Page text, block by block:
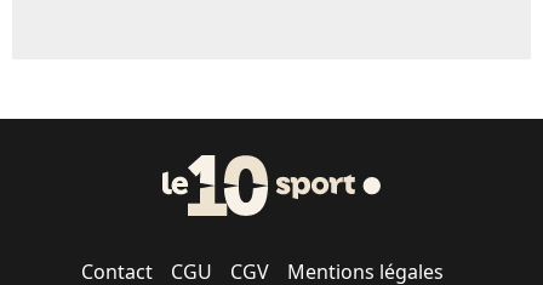
Contact CGU CGV Mentions légales